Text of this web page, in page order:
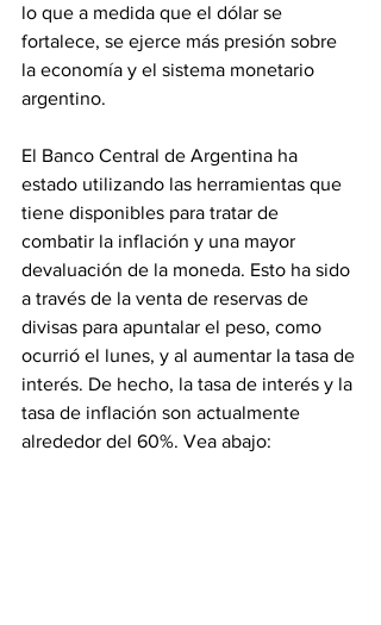
lo que a medida que el dólar se
fortalece, se ejerce más presión sobre
la economía y el sistema monetario
argentino.
El Banco Central de Argentina ha
estado utilizando las herramientas que
tiene disponibles para tratar de
combatir la inflación y una mayor
devaluación de la moneda. Esto ha sido
a través de la venta de reservas de
divisas para apuntalar el peso, como
ocurrió el lunes, y al aumentar la tasa de
interés. De hecho, la tasa de interés y la
tasa de inflación son actualmente
alrededor del 60%. Vea abajo: